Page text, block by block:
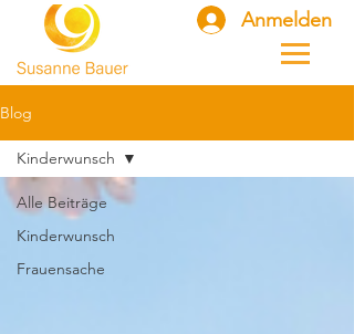
Anmelden
Blog
Alle Beiträge
Kinderwunsch
Frauensache
Kinderwunsch